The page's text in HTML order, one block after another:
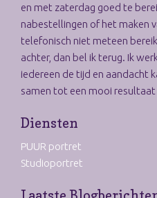
en met zaterdag goed te
nabestellingen of het maken
telefonisch niet meteen
achter, dan bel ik terug. Ik
iedereen de tijd en aandacht
samen tot een mooi
Diensten
PUUR portret
Studioportret
Laatste